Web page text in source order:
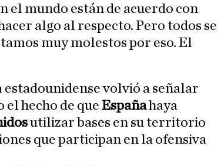
el mundo están de acuerdo con
algo al respecto. Pero todos se
muy molestos por eso. El
volvió a señalar
hecho de que Españahaya
utilizar bases en su territorio
que participan en la ofensiva